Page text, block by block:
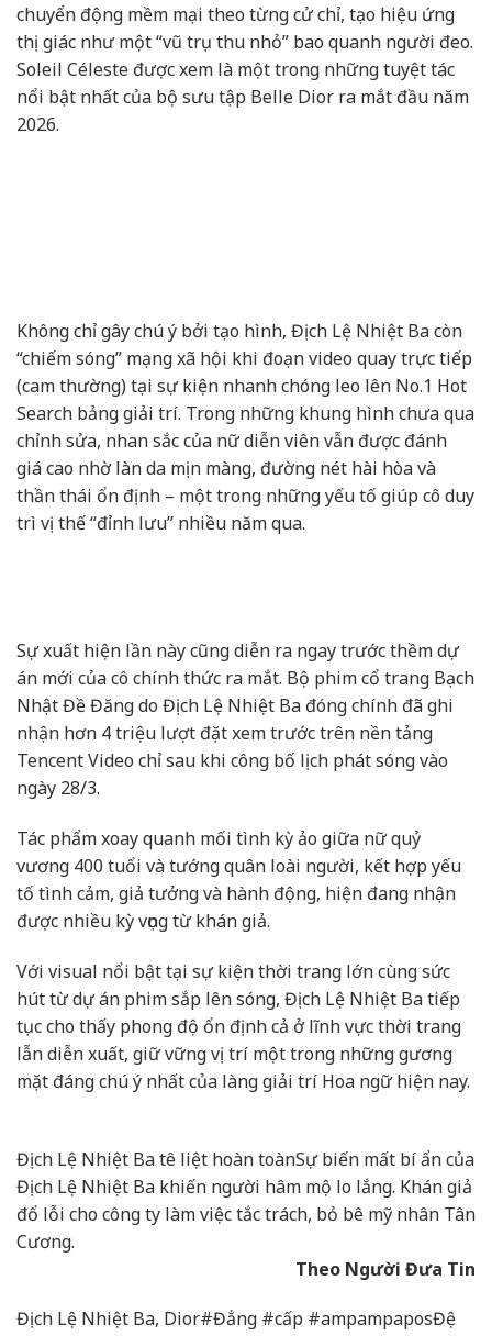
chuyển động mềm mại theo từng cử chỉ, tạo hiệu ứng
thị giác như một “vũ trụ thu nhỏ” bao quanh người đeo.
Soleil Céleste được xem là một trong những tuyệt tác
nổi bật nhất của bộ sưu tập Belle Dior ra mắt đầu năm
2026.
Không chỉ gây chú ý bởi tạo hình, Địch Lệ Nhiệt Ba còn
“chiếm sóng” mạng xã hội khi đoạn video quay trực tiếp
(cam thường) tại sự kiện nhanh chóng leo lên No.1 Hot
Search bảng giải trí. Trong những khung hình chưa qua
chỉnh sửa, nhan sắc của nữ diễn viên vẫn được đánh
giá cao nhờ làn da mịn màng, đường nét hài hòa và
thần thái ổn định – một trong những yếu tố giúp cô duy
trì vị thế “đỉnh lưu” nhiều năm qua.
Sự xuất hiện lần này cũng diễn ra ngay trước thềm dự
án mới của cô chính thức ra mắt. Bộ phim cổ trang Bạch
Nhật Đề Đăng do Địch Lệ Nhiệt Ba đóng chính đã ghi
nhận hơn 4 triệu lượt đặt xem trước trên nền tảng
Tencent Video chỉ sau khi công bố lịch phát sóng vào
ngày 28/3.
Tác phẩm xoay quanh mối tình kỳ ảo giữa nữ quỷ
vương 400 tuổi và tướng quân loài người, kết hợp yếu
tố tình cảm, giả tưởng và hành động, hiện đang nhận
được nhiều kỳ vọng từ khán giả.
Với visual nổi bật tại sự kiện thời trang lớn cùng sức
hút từ dự án phim sắp lên sóng, Địch Lệ Nhiệt Ba tiếp
tục cho thấy phong độ ổn định cả ở lĩnh vực thời trang
lẫn diễn xuất, giữ vững vị trí một trong những gương
mặt đáng chú ý nhất của làng giải trí Hoa ngữ hiện nay.
Địch Lệ Nhiệt Ba tê liệt hoàn toànSự biến mất bí ẩn của
Địch Lệ Nhiệt Ba khiến người hâm mộ lo lắng. Khán giả
đổ lỗi cho công ty làm việc tắc trách, bỏ bê mỹ nhân Tân
Cương.
Theo Người Đưa Tin
Địch Lệ Nhiệt Ba, Dior#Đẳng #cấp #ampampaposĐệ